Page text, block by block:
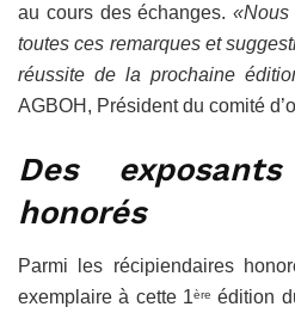
au cours des échanges. «Nous
toutes ces remarques et
réussite de la prochaine
AGBOH, Président du comité
Des
honorés
Parmi les récipiendaires
exemplaire à cette 1ère édition